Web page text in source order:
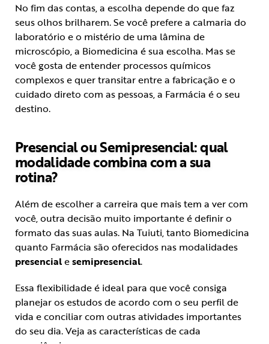
No fim das contas, a escolha depende do que faz
seus olhos brilharem. Se você prefere a calmaria do
laboratório e o mistério de uma lâmina de
microscópio, a Biomedicina é sua escolha. Mas se
você gosta de entender processos químicos
complexos e quer transitar entre a fabricação e o
cuidado direto com as pessoas, a Farmácia é o seu
destino.
Presencial ou Semipresencial: qual
modalidade combina com a sua
rotina?
Além de escolher a carreira que mais tem a ver com
você, outra decisão muito importante é definir o
formato das suas aulas. Na Tuiuti, tanto Biomedicina
quanto Farmácia são oferecidos nas modalidades
presencialesemipresencial.
Essa flexibilidade é ideal para que você consiga
planejar os estudos de acordo com o seu perfil de
vida e conciliar com outras atividades importantes
do seu dia. Veja as características de cada